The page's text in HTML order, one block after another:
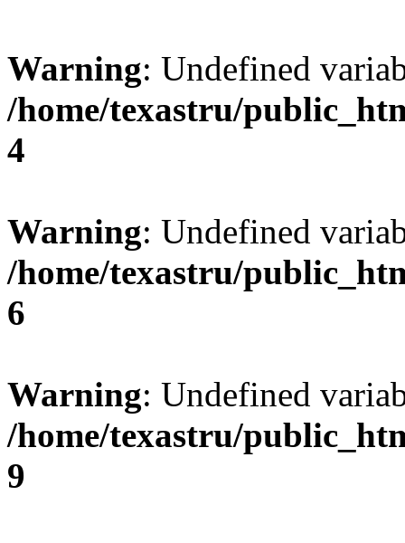
Warning: Undefined
/home/texastru/
4
Warning: Undefined
/home/texastru/
6
Warning: Undefined
/home/texastru/
9